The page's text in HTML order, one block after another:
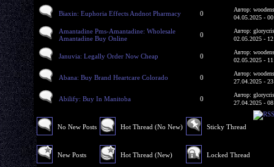
Biaxin: Euphoria Effects Andnot Pharmacy 0
Автор:
04.05.2025 -
Amantadine Pms-Amantadine: Wholesale
Amantadine Buy Online
0
Автор:
02.05.2025 -
Januvia: Legally Order Now Cheap 0
Автор:
02.05.2025 -
Abana: Buy Brand Heartcare Colorado 0
Автор:
27.04.2025 -
Abilify: Buy In Manitoba 0
Автор:
27.04.2025 -
No New Posts
New Posts
Hot Thread (No New)
Hot Thread (New)
Sticky Thread
Locked Thread